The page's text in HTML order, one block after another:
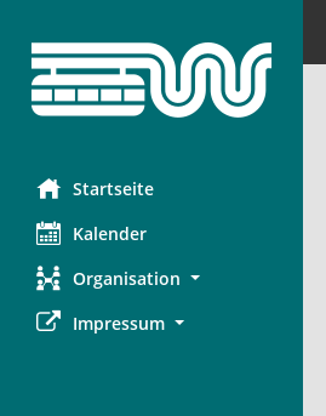
Startseite
Kalender
Organisation
Impressum